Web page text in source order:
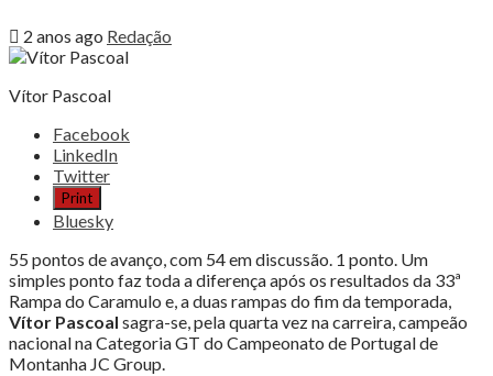
2 anos ago Redação
Vítor Pascoal
Share
post
"VÍTOR
PASCOAL
TETRACAMPEÃO
NACIONAL"
Facebook
LinkedIn
Twitter
Print
Bluesky
55 pontos de avanço, com 54 em discussão. 1 ponto. Um
simples ponto faz toda a diferença após os resultados da 33ª
Rampa do Caramulo e, a duas rampas do fim da temporada,
Vítor Pascoal sagra-se, pela quarta vez na carreira, campeão
nacional na Categoria GT do Campeonato de Portugal de
Montanha JC Group.